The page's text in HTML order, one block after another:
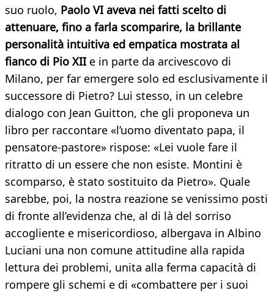
suo ruolo, Paolo VI aveva nei fatti scelto di
attenuare, fino a farla scomparire, la brillante
personalità intuitiva ed empatica mostrata al
fianco di Pio XII e in parte da arcivescovo di
Milano, per far emergere solo ed esclusivamente il
successore di Pietro? Lui stesso, in un celebre
dialogo con Jean Guitton, che gli proponeva un
libro per raccontare «l’uomo diventato papa, il
pensatore-pastore» rispose: «Lei vuole fare il
ritratto di un essere che non esiste. Montini è
scomparso, è stato sostituito da Pietro». Quale
sarebbe, poi, la nostra reazione se venissimo posti
di fronte all’evidenza che, al di là del sorriso
accogliente e misericordioso, albergava in Albino
Luciani una non comune attitudine alla rapida
lettura dei problemi, unita alla ferma capacità di
rompere gli schemi e di «combattere per i suoi